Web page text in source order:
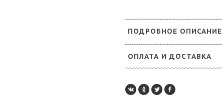
ПОДРОБНОЕ ОПИСАНИЕ
ОПЛАТА И ДОСТАВКА